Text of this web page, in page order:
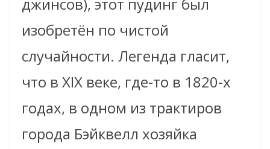
джинсов), этот пудинг был
изобретён по чистой
случайности. Легенда гласит,
что в XIX веке, где-то в 1820-х
годах, в одном из трактиров
города Бэйквелл хозяйка